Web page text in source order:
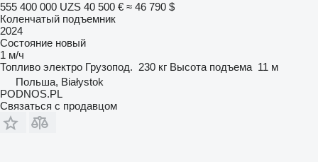
555 400 000 UZS 40 500 € ≈ 46 790 $
Коленчатый подъемник
2024
Состояние новый
1 м/ч
Топливо электро Грузопод. 230 кг Высота подъема 11 м
Польша, Białystok
PODNOS.PL
Связаться с продавцом